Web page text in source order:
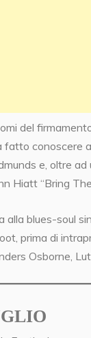
del
fatto conoscere
e, oltre
Hiatt “Bring
alla blues-soul
prima di
Osborne,